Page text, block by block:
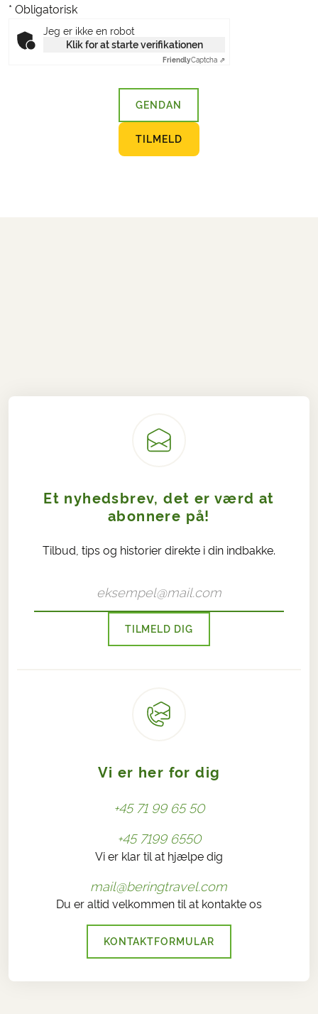
* Obligatorisk
Jeg er ikke en robot
Klik for at starte verifikationen
FriendlyCaptcha ⇗
GENDAN
TILMELD
Et nyhedsbrev, det er værd at
abonnere på!
Tilbud, tips og historier direkte i din indbakke.
TILMELD DIG
Vi er her for dig
+45 71 99 65 50
+45 7199 6550
Vi er klar til at hjælpe dig
mail@beringtravel.com
Du er altid velkommen til at kontakte os
KONTAKTFORMULAR